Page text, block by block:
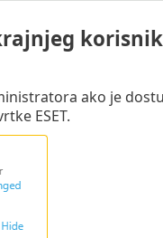
ako je
ESET.